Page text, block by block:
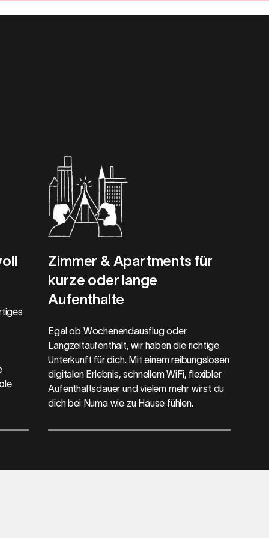
Zimmer & Apartments für
kurze oder lange
Aufenthalte
Egal ob Wochenendausflug oder
Langzeitaufenthalt, wir haben die richtige
Unterkunft für dich. Mit einem reibungslosen
digitalen Erlebnis, schnellem WiFi, flexibler
Aufenthaltsdauer und vielem mehr wirst du
dich bei Numa wie zu Hause fühlen.